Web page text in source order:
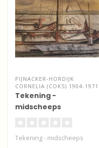
PIJNACKER-HORDIJK
CORNELIA (COKS) 1904-1971
Tekening -
midscheeps
Tekening - midscheeps